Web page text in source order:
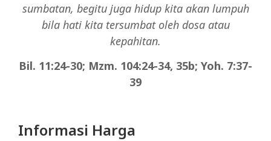
sumbatan, begitu juga hidup kita akan lumpuh
bila hati kita tersumbat oleh dosa atau
kepahitan.
Bil. 11:24-30; Mzm. 104:24-34, 35b; Yoh. 7:37-
39
Informasi Harga